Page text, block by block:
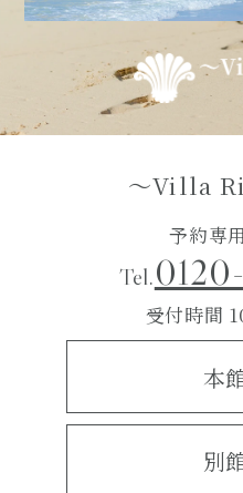
～Villa
予約専
Tel.
受付時間
本
別